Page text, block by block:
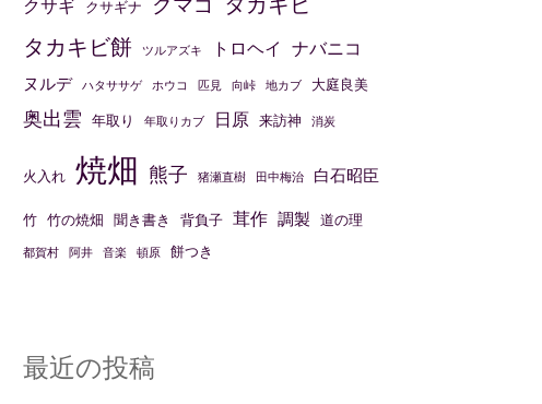
クサギ クサギナ
タカキビ餅
ツルアズキ トロヘイ ナバニコ
ヌルデ ハタササゲ ホウコ 匹見 向峠 地カブ 大庭良美
奥出雲 年取り 年取りカブ 日原 来訪神 消炭
火入れ 焼畑 熊子 猪瀬直樹 田中梅治 白石昭臣
竹 竹の焼畑 聞き書き 背負子 茸作 調製 道の理
都賀村 阿井 音楽 頓原 餅つき
最近の投稿